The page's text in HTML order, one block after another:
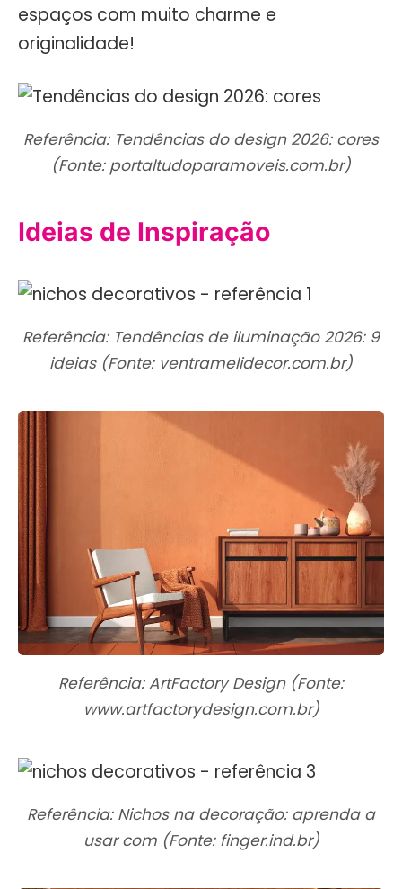
espaços com muito charme e
originalidade!
Referência: Tendências do design 2026: cores
(Fonte: portaltudoparamoveis.com.br)
Ideias de Inspiração
Referência: Tendências de iluminação 2026: 9
ideias (Fonte: ventramelidecor.com.br)
Referência: ArtFactory Design (Fonte:
www.artfactorydesign.com.br)
Referência: Nichos na decoração: aprenda a
usar com (Fonte: finger.ind.br)